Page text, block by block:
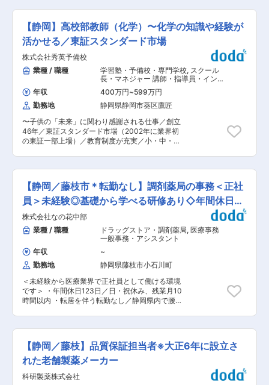
着の戸建て営業ならではのお仕事が可能です。販
売する住宅の壁紙や内装、間取りなどを決めるの
も営業のお仕事で、お客様を想い自ら手掛けたお
家が売れたときは大きな喜びとやりがいになりま
す。 ■組織構成： ・営業3名（20代30代の男性2
名、50代女性1名）、現場監督1名、建築部2名、
総務4名、入社後は先輩社員について仕事を教え
てもらいます。店長は女性の方であり、センスを
活かし活躍しています。 ■会社の雰囲気： ・ワ
ンフロアの空間で和気あいあいとしています。社
長室も常に扉は開いていて距離が近いです。 ・年
に一度社員旅行があり今年は沖縄に3泊4日で行っ
たりと（全額会社負担）社員に還元しています。
時間です。社内でも営業の方が一番に帰ることも
あります。 ・基本的に土日が出勤となりますが、
で、お子様の行事や冠婚葬祭などの予定も立てや
すい環境です。（実際に家庭都合などで平日も時
間単位の有給休暇を取得するケースもあります）
す。 ・電話で新規開拓をするスタイルではなく、
お客様のもとへ訪問し、「困りごとがないか・改
善できる点はないか」などの相談に乗る仕事で
す。 ・依頼の獲得は以下のように、＜FAX・電
話・WEBシステム＞にてお客様から自然に発生す
る流れが中心です。 ★ “営業が売り込む” のでは
なく依頼が入ってくる仕組みの中で、営業の存在
意義が際立つ仕事で、貢献度の高いポジション で
す。 ■訪問先の種類： さまざまな企業と関わる
ため、広い業界知識が自然と身につきます。 ※
例：中古車販売店（訪問頻度は最も多い）／ディ
ーラー（メーカー系列販売会社）／引越し会社／
社用車の利用がある一般企業等 ■担当企業数： 1
人あたりの担当企業はおよそ300社前後。と聞く
と多く感じますが、実際に “頻繁に訪問する必要
がある企業” はその中の一部になります。 ■訪問
です。※担当250社の場合 → 2ヶ月に1回ペースで
訪問 ・頻繁に会うお客様もいれば、定期的な顔出
しのみのお客様もあり ★「今日はここを回ろう」
といった形で、自分で計画を立てて動ける自由度
のある営業 です。 ■未経験でも成長できるポイ
ント ・お客様と日々会話するため、対応力・聞く
力・交渉力が育ちます。 ・自動車輸送の仕組みを
理解し、業界知識が身につきます。 ・お客様の課
題やニーズに合わせて改善提案ができるようにな
ります。 ■当社ならではの強み： ＜当社は、陸
送会社のリーディングカンパニーです＞ ・全国を
網羅する輸送ネットワーク ・約1000両の輸送機
材を保有 ・全国約50箇所の拠点を展開 ・一般
対応可能 ★さらに、元々は日産陸送からスタート
した歴史があり、日産・三菱・BMW など 大手メ
ー資本に依存しない独立性を保っているのも強み
です。
【静岡】高校部教師（化学）〜化学の知識や経験が
活かせる／東証スタンダード市場
株式会社秀英予備校
業種 / 職種
学習塾・予備校・専門学校, スクール
長・マネジャー 講師・指導員・インス
トラクター
年収 400万円~599万円
勤務地
静岡県静岡市葵区鷹匠
〜子供の「未来」に関わり感謝される仕事／創立
46年／東証スタンダード市場（2002年に業界初
の東証一部上場）／教育制度が充実／小・中・高
徒の学力やニーズに対応した学習スタイルで小学
生〜高校生の学習指導・進学指導を行う当社に
て、高校生・卒業生の学習・進学指導、生徒募集
活動など全般をお任せします。教科は化学を担当
いただきます。 弊社では教師が”教えること”に専
念できるように、各専門部署の万全なバックアッ
プ体制が整っており、DX化、業務効率化、就業
環境改善への取り組みを続けております。教師と
して生徒一人ひとりとしっかり向き合うことがで
き、子どもたちの成長を身近で感じながら自分自
身も成長できる、やりがい溢れる環境です！ ■1
日の流れ： 13:00 出社・ミーティング 13:30
授業準備 15:00 休憩 16:30 生徒出迎え・声掛
け・デスクワーク 18:20 授業 21:40 授業終
了・生徒への声掛け・見送り 22:00 終業 ■働く
環境： 年間休日は115日（有給取得義務5日を除
す。週休2日制はもちろんのこと、1時間単位で有
給休暇を取得できる制度や有給休暇取得促進日を
設定しています。その他、育休・産休制度の取得
実績有。一度ライフイベントにより退職された方
には再雇用制度もあるため女性も働きやすい環境
【静岡／藤枝市＊転勤なし】調剤薬局の事務＜正社
員＞未経験◎基礎から学べる研修あり◇年間休日
123日
株式会社なの花中部
業種 / 職種
ドラッグストア・調剤薬局, 医療事務
一般事務・アシスタント
年収
~
勤務地
静岡県藤枝市小石川町
＜未経験から医療業界で正社員として働ける環境
です＞ ・年間休日123日／日・祝休み、残業月10
時間以内 ・転居を伴う転勤なし／静岡県内で腰を
97％の長く働ける職場です ■未経験歓迎◎ 専門
知識や医療業界の経験は一切問いません。 入社後
は座学研修とOJTを通じて、基礎からしっかりお
教えしますので、未経験の方も安心してスタート
できます。 ■業務内容 調剤薬局にて、患者様対
応や処方せん入力などの事務業務をお任せしま
【静岡／藤枝】品質保証担当者※大正6年に設立さ
れた老舗製薬メーカー
科研製薬株式会社